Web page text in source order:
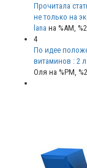
Прочитала
не только на
lana на %AM,
4
По идее
витаминов : 2
Оля на %PM,